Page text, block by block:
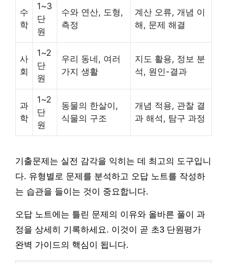
수
학
1~3
단
원
수와 연산, 도형,
측정
계산 오류, 개념 이
해, 문제 해결
사
회
1~2
단
원
우리 동네, 여러
가지 생활
지도 활용, 정보 분
석, 원인-결과
과
학
1~2
단
원
동물의 한살이,
식물의 구조
개념 적용, 관찰 결
과 해석, 탐구 과정
기출문제는 실전 감각을 익히는 데 최고의 도구입니
다. 유형별로 문제를 분석하고 오답 노트를 작성하
는 습관을 들이는 것이 중요합니다.
오답 노트에는 틀린 문제의 이유와 올바른 풀이 과
정을 상세히 기록하세요. 이것이 곧 초3 단원평가
완벽 가이드의 핵심이 됩니다.